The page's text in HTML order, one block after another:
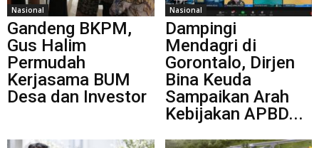
Nasional
Gandeng BKPM,
Gus Halim
Permudah
Kerjasama BUM
Desa dan Investor
Nasional
Dampingi
Mendagri di
Gorontalo, Dirjen
Bina Keuda
Sampaikan Arah
Kebijakan APBD...